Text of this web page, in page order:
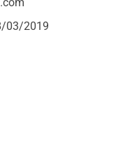
03/2019